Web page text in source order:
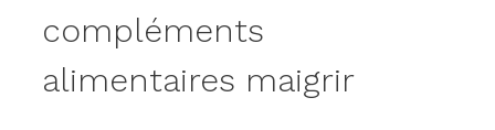
compléments
alimentaires maigrir